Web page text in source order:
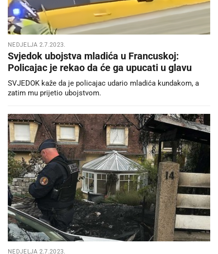
NEDJELJA 2.7.2023.
Svjedok ubojstva mladića u Francuskoj:
Policajac je rekao da će ga upucati u glavu
SVJEDOK kaže da je policajac udario mladića kundakom, a
zatim mu prijetio ubojstvom.
NEDJELJA 2.7.2023.